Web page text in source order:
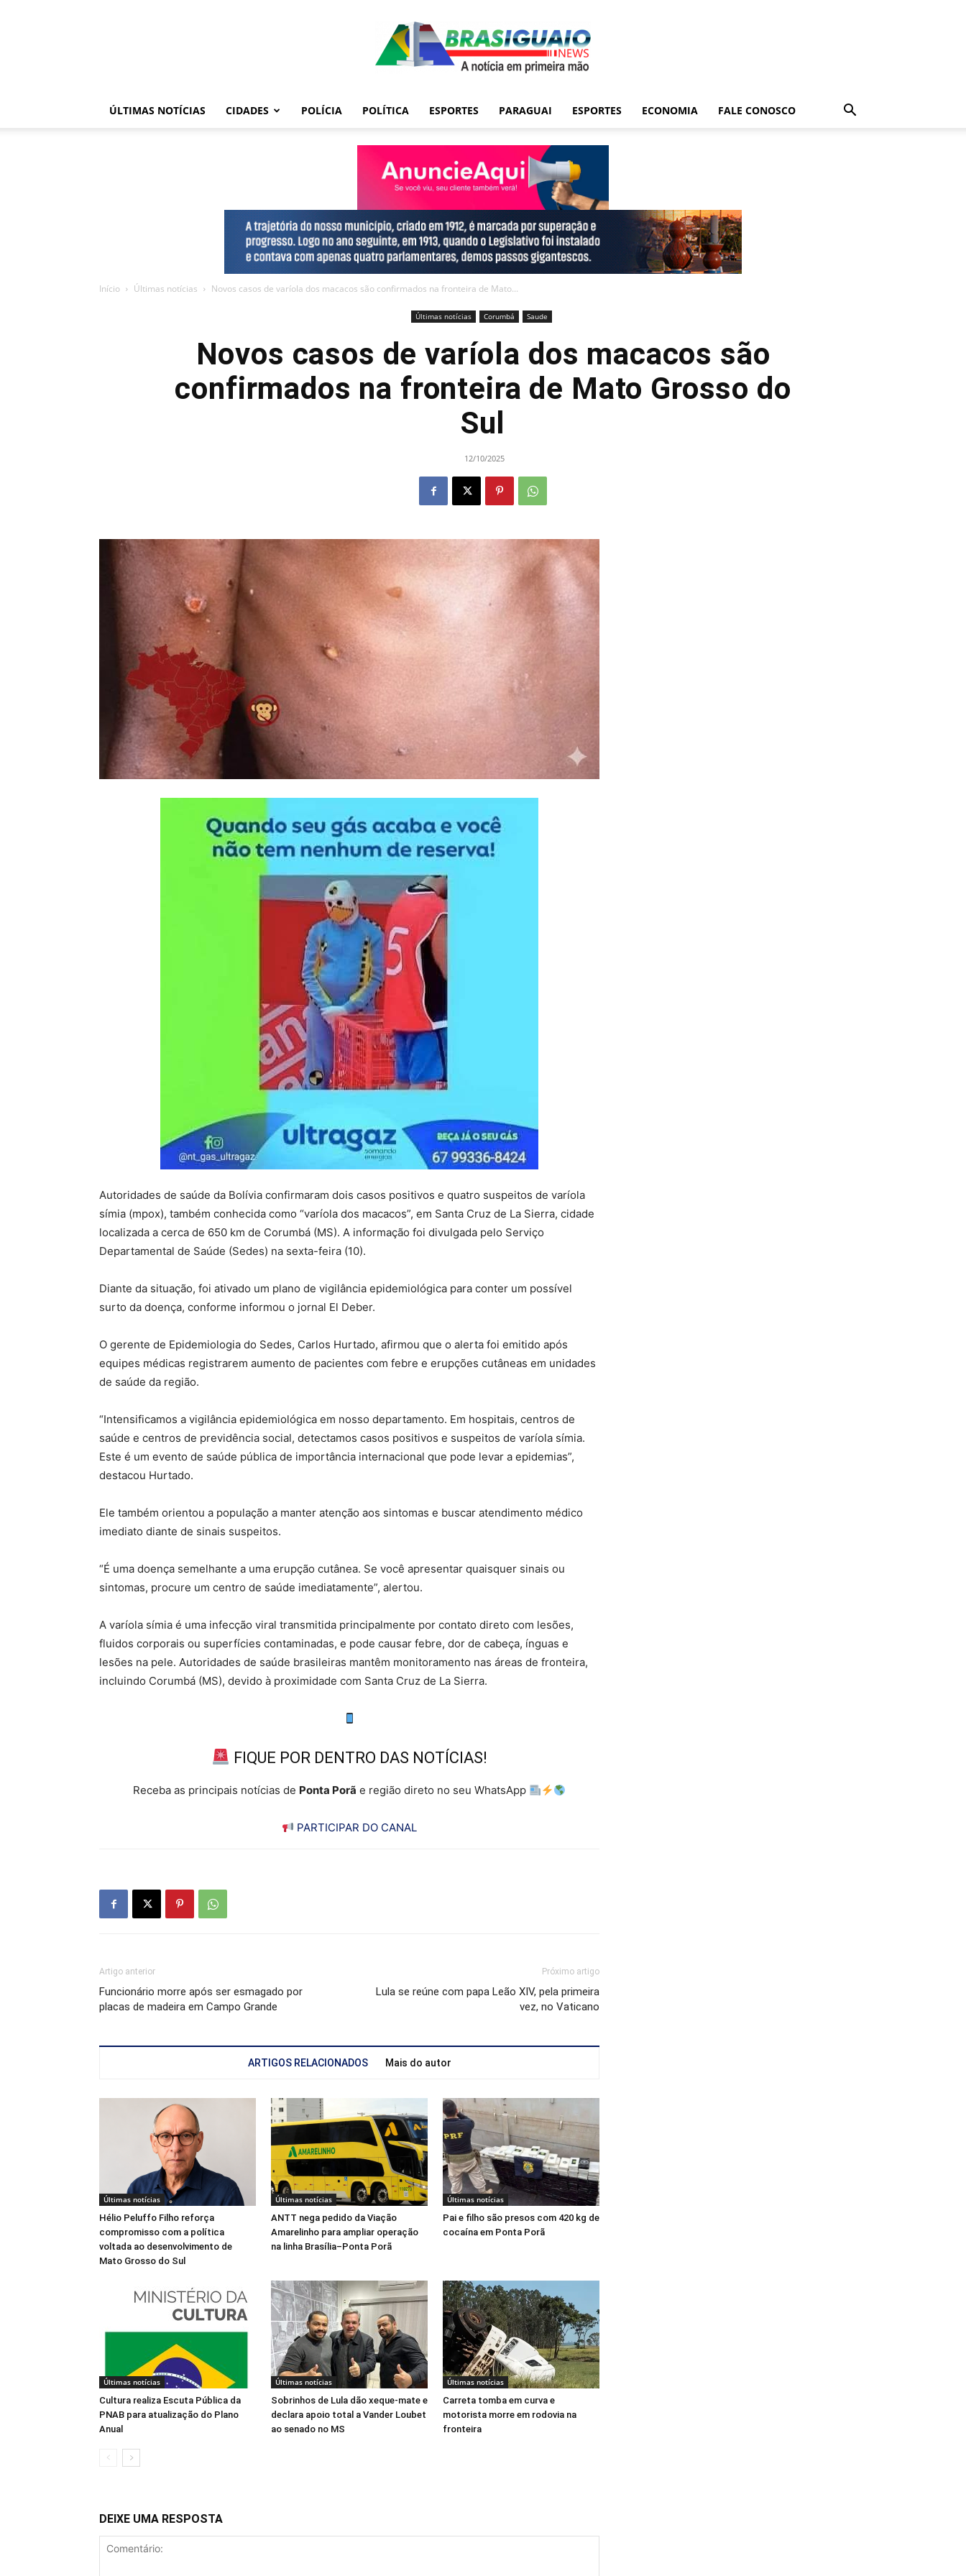
ÚLTIMAS NOTÍCIAS CIDADES POLÍCIA POLÍTICA ESPORTES PARAGUAI ESPORTES ECONOMIA FALE CONOSCO
Início Últimas notícias Novos casos de varíola dos macacos são confirmados na fronteira de Mato...
Últimas notícias Corumbá Saude
Novos casos de varíola dos macacos são
confirmados na fronteira de Mato Grosso do
Sul
12/10/2025
Autoridades de saúde da Bolívia confirmaram dois casos positivos e quatro suspeitos de varíola
símia (mpox), também conhecida como “varíola dos macacos”, em Santa Cruz de La Sierra, cidade
localizada a cerca de 650 km de Corumbá (MS). A informação foi divulgada pelo Serviço
Departamental de Saúde (Sedes) na sexta-feira (10).
Diante da situação, foi ativado um plano de vigilância epidemiológica para conter um possível
surto da doença, conforme informou o jornal El Deber.
O gerente de Epidemiologia do Sedes, Carlos Hurtado, afirmou que o alerta foi emitido após
equipes médicas registrarem aumento de pacientes com febre e erupções cutâneas em unidades
de saúde da região.
“Intensificamos a vigilância epidemiológica em nosso departamento. Em hospitais, centros de
saúde e centros de previdência social, detectamos casos positivos e suspeitos de varíola símia.
Este é um evento de saúde pública de importância internacional que pode levar a epidemias”,
destacou Hurtado.
Ele também orientou a população a manter atenção aos sintomas e buscar atendimento médico
imediato diante de sinais suspeitos.
“É uma doença semelhante a uma erupção cutânea. Se você apresentar quaisquer sinais ou
sintomas, procure um centro de saúde imediatamente”, alertou.
A varíola símia é uma infecção viral transmitida principalmente por contato direto com lesões,
fluidos corporais ou superfícies contaminadas, e pode causar febre, dor de cabeça, ínguas e
lesões na pele. Autoridades de saúde brasileiras mantêm monitoramento nas áreas de fronteira,
incluindo Corumbá (MS), devido à proximidade com Santa Cruz de La Sierra.
FIQUE POR DENTRO DAS NOTÍCIAS!
Receba as principais notícias de Ponta Porã e região direto no seu WhatsApp
PARTICIPAR DO CANAL
Artigo anterior
Funcionário morre após ser esmagado por
placas de madeira em Campo Grande
Próximo artigo
Lula se reúne com papa Leão XIV, pela primeira
vez, no Vaticano
ARTIGOS RELACIONADOS Mais do autor
Últimas notícias
Hélio Peluffo Filho reforça
compromisso com a política
voltada ao desenvolvimento de
Mato Grosso do Sul
Últimas notícias
ANTT nega pedido da Viação
Amarelinho para ampliar operação
na linha Brasília–Ponta Porã
Últimas notícias
Pai e filho são presos com 420 kg de
cocaína em Ponta Porã
Últimas notícias
Cultura realiza Escuta Pública da
PNAB para atualização do Plano
Anual
Últimas notícias
Sobrinhos de Lula dão xeque-mate e
declara apoio total a Vander Loubet
ao senado no MS
Últimas notícias
Carreta tomba em curva e
motorista morre em rodovia na
fronteira
DEIXE UMA RESPOSTA